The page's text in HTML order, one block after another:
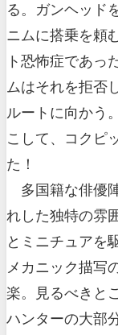
る。ガンヘッド
ニムに搭乗を頼
ト恐怖症であっ
ムはそれを拒否
ルートに向かう
こして、コクピ
た！
多国籍な俳優
れした独特の雰
とミニチュアを
メカニック描写
楽。見るべきと
ハンターの大部